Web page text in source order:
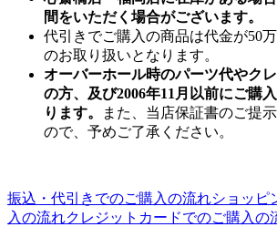
間をいただく場合がございます。
代引きでご購入の商品は代金が50
のお取り扱いとなります。
オーバーホール時のパーツ代やク
の方、及び2006年11月以前にご購
ります。
また、当店保証書のご提
ので、予めご了承ください。
振込・代引きでのご購入の流れショッピ
入の流れクレジットカードでのご購入の